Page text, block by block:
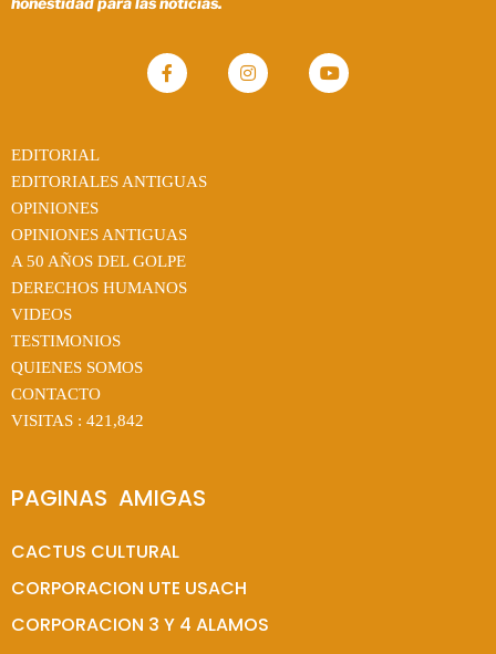
EDITORIAL
EDITORIALES ANTIGUAS
OPINIONES
OPINIONES ANTIGUAS
A 50 AÑOS DEL GOLPE
DERECHOS HUMANOS
VIDEOS
TESTIMONIOS
QUIENES SOMOS
CONTACTO
VISITAS : 421,842
PAGINAS  AMIGAS
CACTUS CULTURAL
CORPORACION UTE USACH
CORPORACION 3 Y 4 ALAMOS